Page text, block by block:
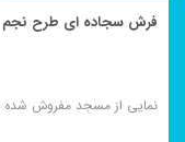
فرش سجاده ای طرح نجم
نمایی از مسجد مفروش شده